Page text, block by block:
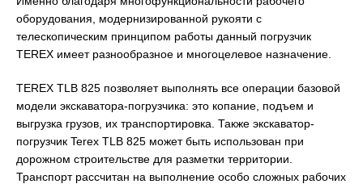
оборудования, модернизированной рукояти с
телескопическим принципом работы данный погрузчик
TEREX имеет разнообразное и многоцелевое назначение.
TEREX TLB 825 позволяет выполнять все операции базовой
модели экскаватора-погрузчика: это копание, подъем и
выгрузка грузов, их транспортировка. Также экскаватор-
погрузчик Terex TLB 825 может быть использован при
дорожном строительстве для разметки территории.
Транспорт рассчитан на выполнение особо сложных рабочих